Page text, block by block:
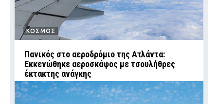
ΚΟΣΜΟΣ
Πανικός στο αεροδρόμιο της Ατλάντα:
Εκκενώθηκε αεροσκάφος με τσουλήθρες
έκτακτης ανάγκης